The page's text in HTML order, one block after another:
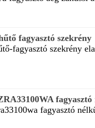
fagyasztó szekrény
fagyasztó szekrény
fagyasztó